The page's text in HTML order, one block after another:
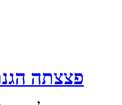
פצצתה הגנת